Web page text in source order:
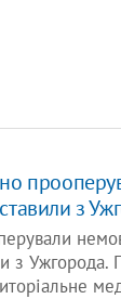
з
з Ужгорода.